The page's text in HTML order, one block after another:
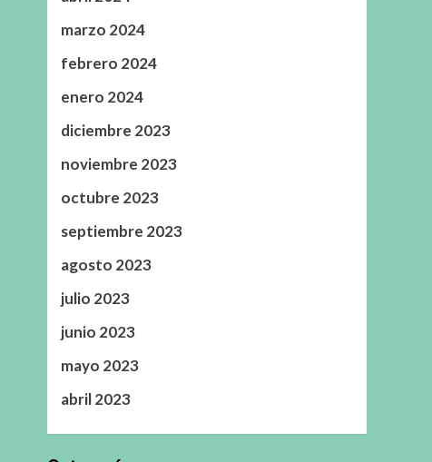
marzo 2024
febrero 2024
enero 2024
diciembre 2023
noviembre 2023
octubre 2023
septiembre 2023
agosto 2023
julio 2023
junio 2023
mayo 2023
abril 2023